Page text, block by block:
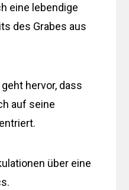
eine lebendige
des Grabes aus
hervor, dass
auf seine
über eine